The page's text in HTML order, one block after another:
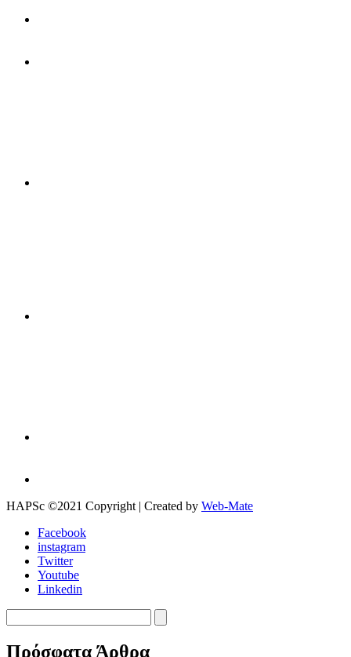
HAPSc ©2021 Copyright | Created by Web-Mate
Facebook
instagram
Twitter
Youtube
Linkedin
Πρόσφατα Άρθρα